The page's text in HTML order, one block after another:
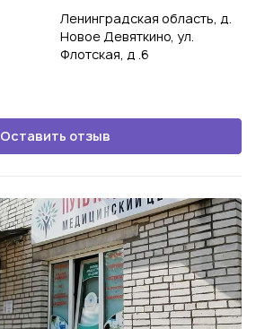
Ленинградская область, д.
Новое Девяткино, ул.
Флотская, д .6
Оставить отзыв